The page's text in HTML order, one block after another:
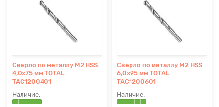
Сверло по металлу M2 HSS
4,0x75 мм TOTAL
TAC1200401
Сверло по металлу M2 HSS
6,0x95 мм TOTAL
TAC1200601